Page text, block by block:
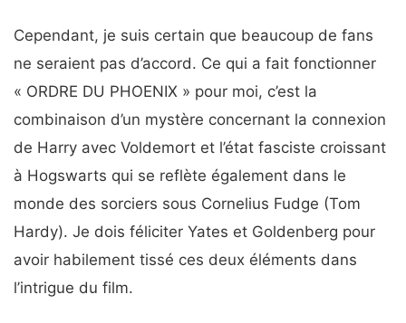
Cependant, je suis certain que beaucoup de fans
ne seraient pas d’accord. Ce qui a fait fonctionner
« ORDRE DU PHOENIX » pour moi, c’est la
combinaison d’un mystère concernant la connexion
de Harry avec Voldemort et l’état fasciste croissant
à Hogswarts qui se reflète également dans le
monde des sorciers sous Cornelius Fudge (Tom
Hardy). Je dois féliciter Yates et Goldenberg pour
avoir habilement tissé ces deux éléments dans
l’intrigue du film.